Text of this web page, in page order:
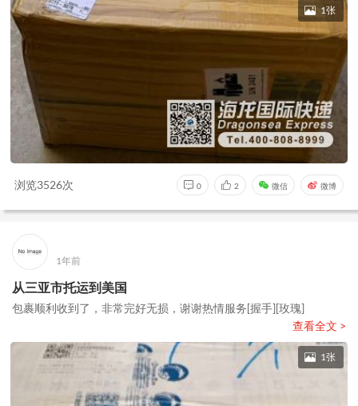
1张
浏览3526次 0 2 微信 微博
1年前
从三亚市托运到美国
包裹顺利收到了，非常完好无损，谢谢热情服务[握手][玫瑰]
查看全文 >
1张